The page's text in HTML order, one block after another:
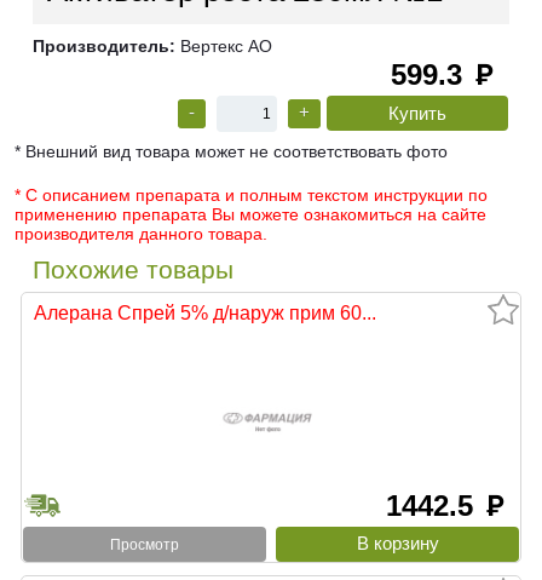
Производитель: Вертекс АО
599.3 руб
- +
* Внешний вид товара может не соответствовать фото
* С описанием препарата и полным текстом инструкции по
применению препарата Вы можете ознакомиться на сайте
производителя данного товара.
Похожие товары
Алерана Спрей 5% д/наруж прим 60...
1442.5 руб
Просмотр